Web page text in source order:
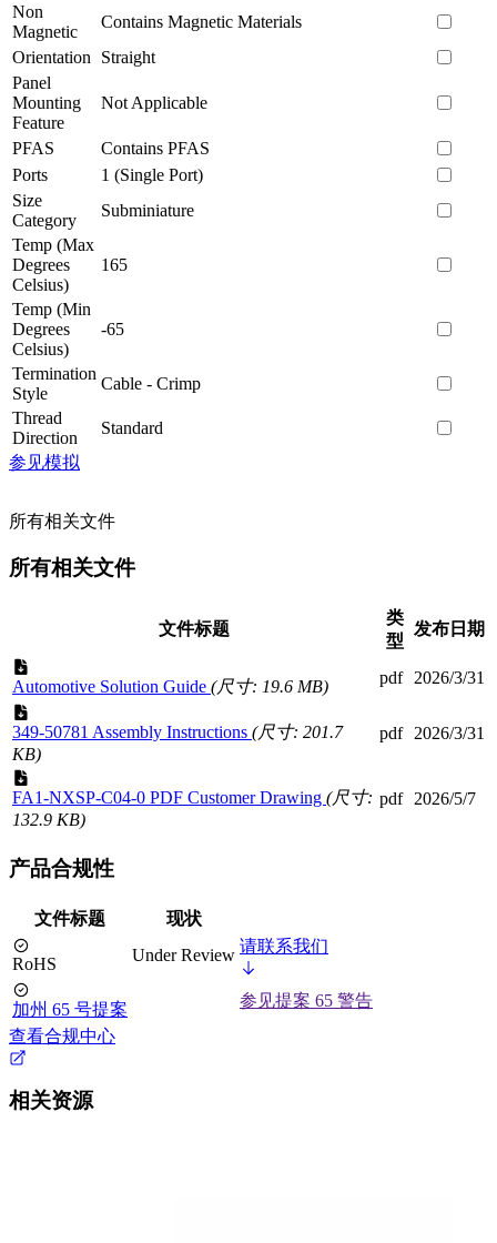
Non
Magnetic
Contains Magnetic Materials
Orientation
Straight
Panel
Mounting
Feature
Not Applicable
PFAS
Contains PFAS
Ports
1 (Single Port)
Size
Category
Subminiature
Temp (Max
Degrees
Celsius)
165
Temp (Min
Degrees
Celsius)
-65
Termination
Style
Cable - Crimp
Thread
Direction
Standard
参见模拟
所有相关文件
所有相关文件
文件标题
类
型
发布日期
Automotive Solution Guide (尺寸: 19.6 MB) pdf 2026/3/31
349-50781 Assembly Instructions (尺寸: 201.7
KB)
pdf 2026/3/31
FA1-NXSP-C04-0 PDF Customer Drawing (尺寸:
132.9 KB)
pdf 2026/5/7
产品合规性
文件标题 现状
RoHS Under Review 请联系我们
加州 65 号提案
参见提案 65 警告
查看合规中心
相关资源